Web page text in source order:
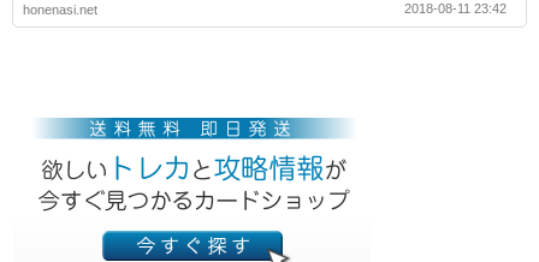
honenasi.net 2018-08-11 23:42